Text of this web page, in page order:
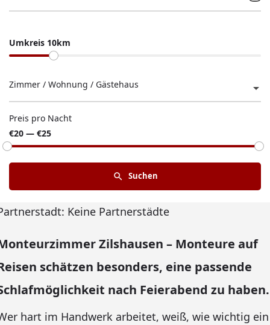
Umkreis 10km
Zimmer / Wohnung / Gästehaus
Preis pro Nacht
€20 — €25
Suchen
Keine Partnerstädte
Zilshausen – Monteure auf
schätzen besonders, eine passende
nach Feierabend zu haben.
hart im Handwerk arbeitet, weiß, wie wichtig ein